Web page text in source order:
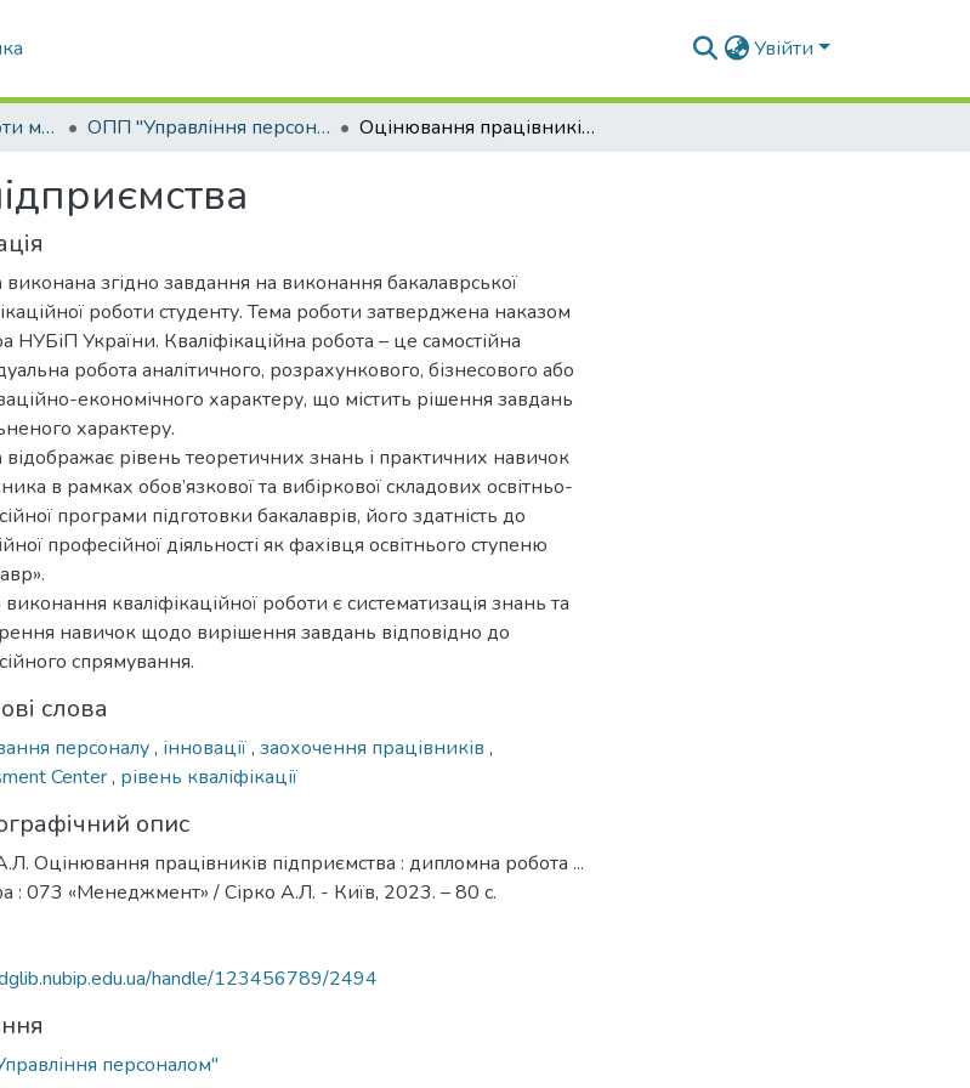
Увійти
Кваліфікаційні роботи магістрів ОПП "Управління персоналом" Оцінювання працівників підприємства
виконана згідно завдання на виконання бакалаврської
роботи студенту. Тема роботи затверджена наказом
НУБіП України. Кваліфікаційна робота – це самостійна
робота аналітичного, розрахункового, бізнесового або
економічного характеру, що містить рішення завдань
характеру.
відображає рівень теоретичних знань і практичних навичок
в рамках обов’язкової та вибіркової складових освітньо-
програми підготовки бакалаврів, його здатність до
професійної діяльності як фахівця освітнього ступеню
кваліфікаційної роботи є систематизація знань та
навичок щодо вирішення завдань відповідно до
спрямування.
слова
персоналу, інновації, заохочення працівників ,
Center, рівень кваліфікації
опис
Оцінювання працівників підприємства : дипломна робота ...
: 073 «Менеджмент» / Сірко А.Л. - Київ, 2023. – 80 с.
handle/123456789/2494
персоналом"